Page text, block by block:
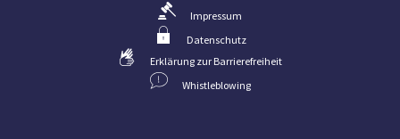
Impressum
Datenschutz
Erklärung zur Barrierefreiheit
Whistleblowing